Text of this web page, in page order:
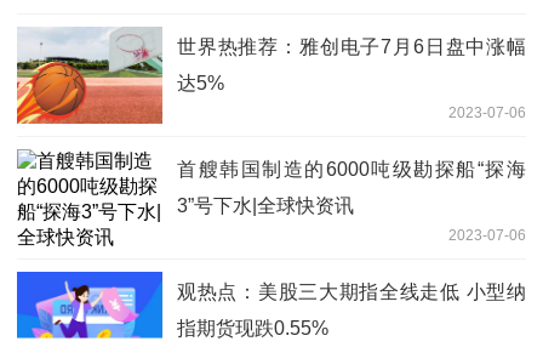
世界热推荐：雅创电子7月6日盘中涨幅
达5%
2023-07-06
首艘韩国制造的6000吨级勘探船“探海
3”号下水|全球快资讯
2023-07-06
观热点：美股三大期指全线走低 小型纳
指期货现跌0.55%